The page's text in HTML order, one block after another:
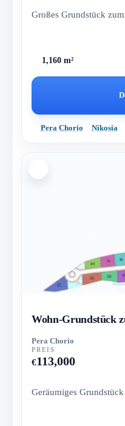
Großes Grundstück
1,160 m²
Pera Chorio Nikosia
Wohn-Grundstück
Pera Chorio
PREIS
€113,000
Geräumiges